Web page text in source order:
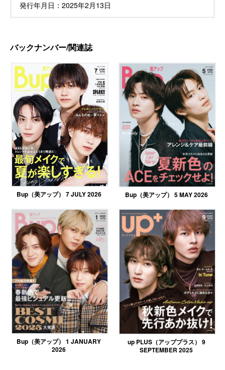
発行年月日： 2025年2月13日
バックナンバー/関連誌
Bup（美アップ） 7 JULY 2026 Bup（美アップ） 5 MAY 2026
Bup（美アップ） 1 JANUARY
2026
up PLUS（アッププラス） 9
SEPTEMBER 2025